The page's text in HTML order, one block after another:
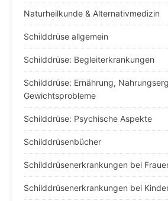
Naturheilkunde & Alternativmedizin
Schilddrüse allgemein
Schilddrüse: Begleiterkrankungen
Schilddrüse: Ernährung,
Gewichtsprobleme
Schilddrüse: Psychische Aspekte
Schilddrüsenbücher
Schilddrüsenerkrankungen bei
Schilddrüsenerkrankungen bei